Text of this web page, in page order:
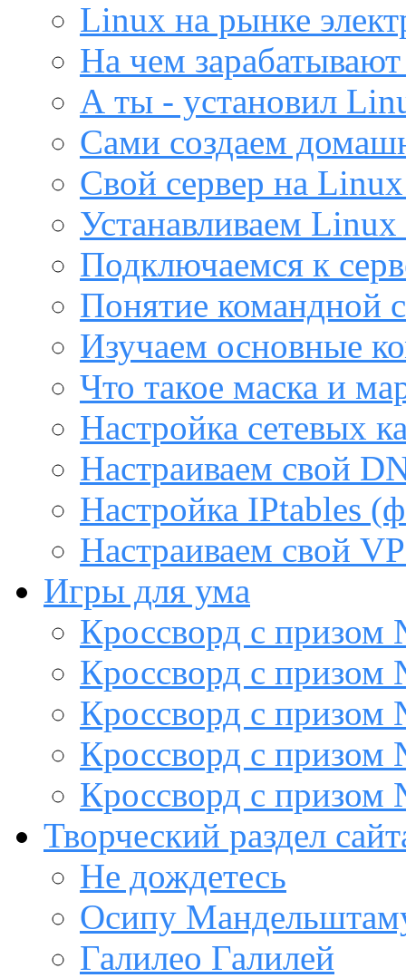
Linux на рынке
На чем
А ты - установил
Сами создаем
Свой сервер на
Устанавливаем
Подключаемся к
Понятие командной
Изучаем основные
Что такое маска и
Настройка сетевых
Настраиваем свой
Настройка IPtables
Настраиваем свой
Игры для ума
Кроссворд с
Кроссворд с
Кроссворд с
Кроссворд с
Кроссворд с
Творческий раздел
Не дождетесь
Осипу
Галилео Галилей